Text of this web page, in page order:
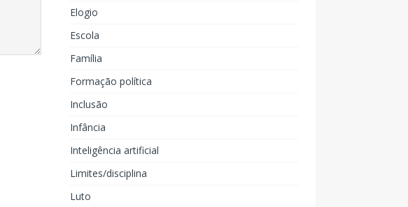
Elogio
Escola
Família
Formação política
Inclusão
Infância
Inteligência artificial
Limites/disciplina
Luto